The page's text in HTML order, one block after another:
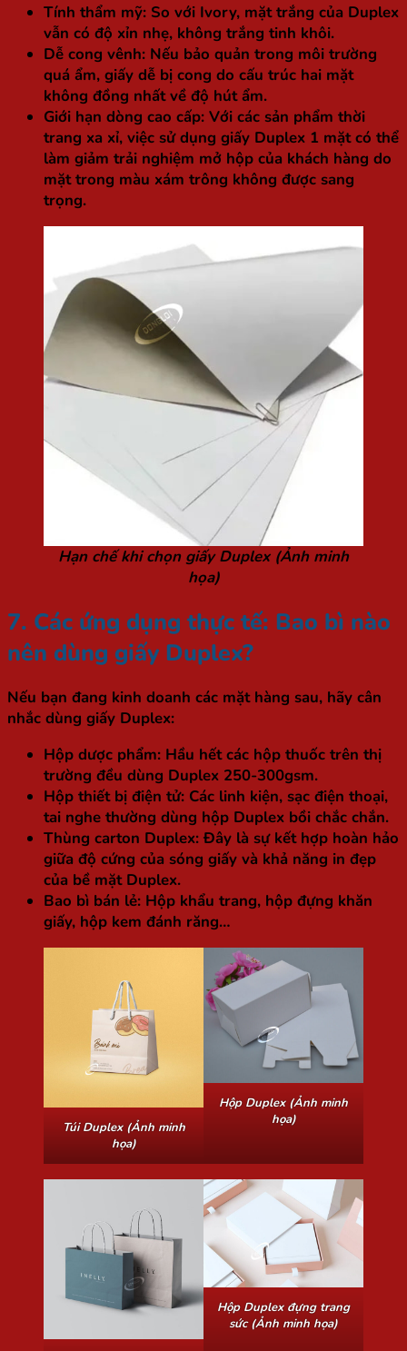
Tính thẩm mỹ: So với Ivory, mặt trắng của Duplex
vẫn có độ xỉn nhẹ, không trắng tinh khôi.
Dễ cong vênh: Nếu bảo quản trong môi trường
quá ẩm, giấy dễ bị cong do cấu trúc hai mặt
không đồng nhất về độ hút ẩm.
Giới hạn dòng cao cấp: Với các sản phẩm thời
trang xa xỉ, việc sử dụng giấy Duplex 1 mặt có thể
làm giảm trải nghiệm mở hộp của khách hàng do
mặt trong màu xám trông không được sang
trọng.
Hạn chế khi chọn giấy Duplex (Ảnh minh
họa)
7. Các ứng dụng thực tế: Bao bì nào
nên dùng giấy Duplex?
Nếu bạn đang kinh doanh các mặt hàng sau, hãy cân
nhắc dùng giấy Duplex:
Hộp dược phẩm: Hầu hết các hộp thuốc trên thị
trường đều dùng Duplex 250-300gsm.
Hộp thiết bị điện tử: Các linh kiện, sạc điện thoại,
tai nghe thường dùng hộp Duplex bồi chắc chắn.
Thùng carton Duplex: Đây là sự kết hợp hoàn hảo
giữa độ cứng của sóng giấy và khả năng in đẹp
của bề mặt Duplex.
Bao bì bán lẻ: Hộp khẩu trang, hộp đựng khăn
giấy, hộp kem đánh răng…
Túi Duplex (Ảnh minh
họa)
Hộp Duplex (Ảnh minh
họa)
Hộp Duplex đựng trang
sức (Ảnh minh họa)